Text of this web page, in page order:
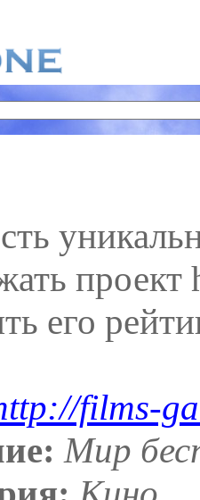
его
films-
Мир